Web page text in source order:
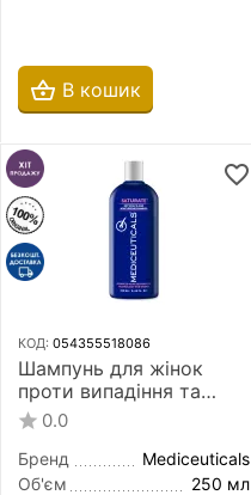
В кошик
КОД: 054355518086
Шампунь для жінок
проти випадіння та
стоншення сухого
волосся Mediceuticals
Saturate Advanced Hair
Restoration Technology
0.0
Бренд
Mediceuticals
Об'єм
250 мл